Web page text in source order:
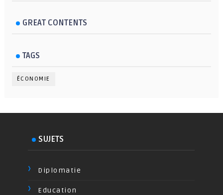
GREAT CONTENTS
TAGS
ÉCONOMIE
SUJETS
Diplomatie
Education